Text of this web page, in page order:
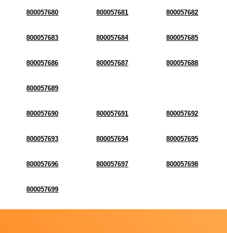
800057680 800057681 800057682
800057683 800057684 800057685
800057686 800057687 800057688
800057689
800057690 800057691 800057692
800057693 800057694 800057695
800057696 800057697 800057698
800057699